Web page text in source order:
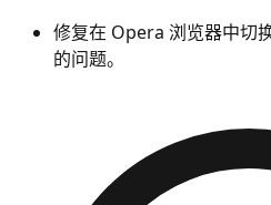
修复在 Opera 浏览器中切
的问题。